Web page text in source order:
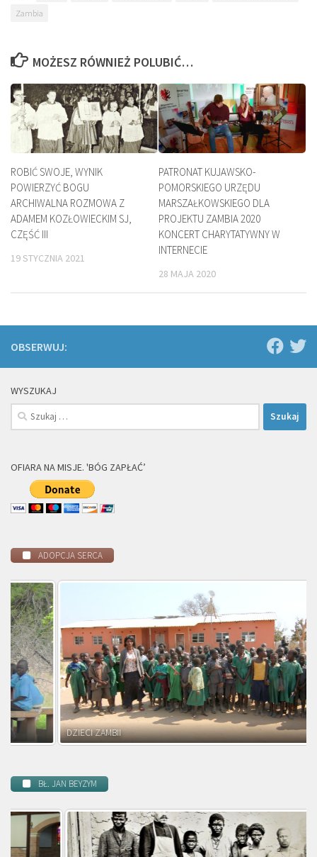
Zambia
MOŻESZ RÓWNIEŻ POLUBIĆ…
ROBIĆ SWOJE, WYNIK
POWIERZYĆ BOGU
ARCHIWALNA ROZMOWA Z
ADAMEM KOZŁOWIECKIM SJ,
CZĘŚĆ III
19 STYCZNIA 2021
PATRONAT KUJAWSKO-
POMORSKIEGO URZĘDU
MARSZAŁKOWSKIEGO DLA
PROJEKTU ZAMBIA 2020
KONCERT CHARYTATYWNY W
INTERNECIE
28 MAJA 2020
OBSERWUJ:
WYSZUKAJ
Szukaj:
OFIARA NA MISJE. 'BÓG ZAPŁAĆ’
ADOPCJA SERCA
DZIECI ZAMBII
BŁ. JAN BEYZYM